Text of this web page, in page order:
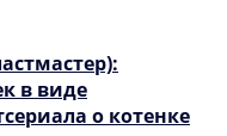
в виде
о котенке